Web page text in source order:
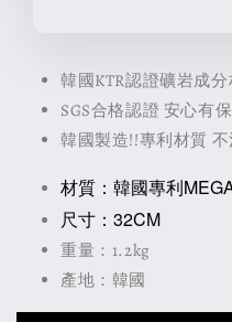
韓國KTR認證礦岩成
SGS合格認證 安心有
韓國製造!!專利材質 不
材質：韓國專利
尺寸：32CM
重量：1.2kg
產地：韓國